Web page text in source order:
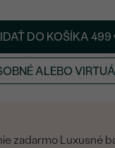
DO KOŠÍKA499
ALEBO
zadarmo Luxusné